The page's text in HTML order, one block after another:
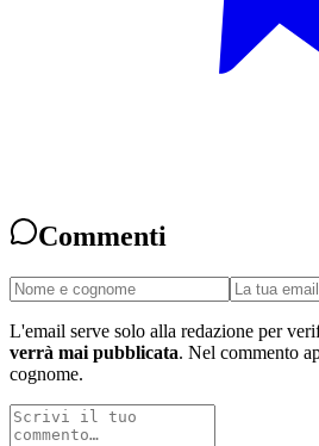
Commenti
L'email serve solo alla redazione per
verrà mai pubblicata. Nel commento
cognome.